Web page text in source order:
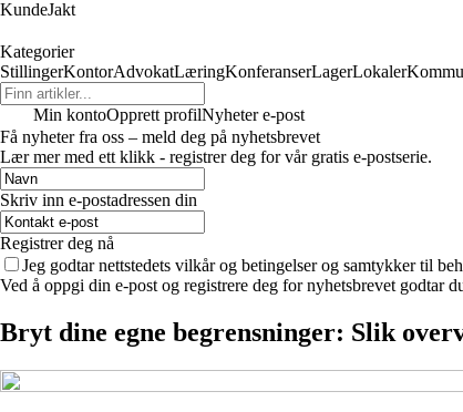
KundeJakt
Kategorier
StillingerKontorAdvokatLæringKonferanserLagerLokaler
Min kontoOpprett profilNyheter e-post
Få nyheter fra oss – meld deg på nyhetsbrevet
Lær mer med ett klikk - registrer deg for vår gratis e-postserie.
Skriv inn e-postadressen din
Registrer deg nå
Jeg godtar nettstedets vilkår og betingelser og samtykker til
Ved å oppgi din e-post og registrere deg for nyhetsbrevet godtar
Bryt dine egne begrensninger: Slik